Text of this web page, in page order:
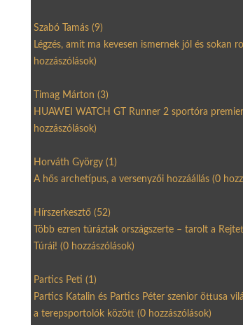
Szabó Tamás (9)
Légzés, amit ma kevesen ismernek jól és sokan
hozzászólások)
Timag Márton (3)
HUAWEI WATCH GT Runner 2 sportóra premier
hozzászólások)
Horváth György (1)
A hős archetípus, a versenyzői hozzáállás (0
Hírszerkesztő (52)
Több ezren túráztak országszerte – tarolt a
Túrái! (0 hozzászólások)
Partics Peti (1)
Partics Katalin és Partics Péter szenior öttusa
a terepsportolók között (0 hozzászólások)